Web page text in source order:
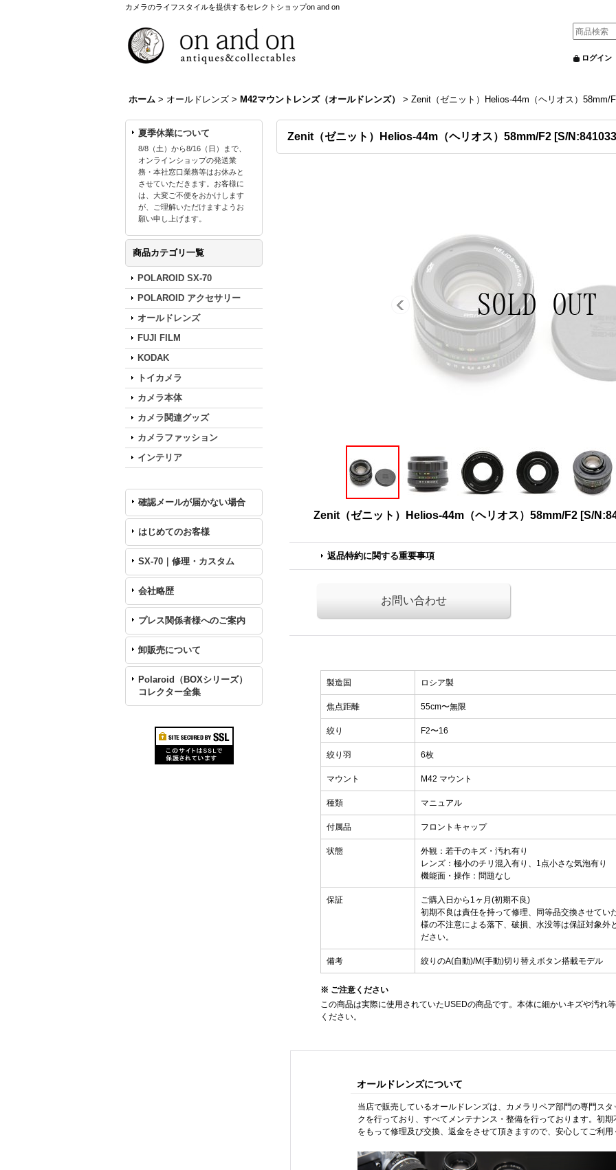
カメラのライフスタイルを提供するセレクトショップon and on
ログイン
ホーム > オールドレンズ > M42マウントレンズ（オールドレンズ） > Zenit（ゼニット）Helios-44m（ヘリオス）58mm/
夏季休業について
8/8（土）から8/16（日）まで、
オンラインショップの発送業
務・本社窓口業務等はお休みと
させていただきます。お客様に
は、大変ご不便をおかけします
が、ご理解いただけますようお
願い申し上げます。
商品カテゴリ一覧
POLAROID SX-70
POLAROID アクセサリー
オールドレンズ
FUJI FILM
KODAK
トイカメラ
カメラ本体
カメラ関連グッズ
カメラファッション
インテリア
確認メールが届かない場合
はじめてのお客様
SX-70｜修理・カスタム
会社略歴
プレス関係者様へのご案内
卸販売について
Polaroid（BOXシリーズ）
コレクター全集
Zenit（ゼニット）Helios-44m（ヘリオス）58mm/F2 [S/
Zenit（ゼニット）Helios-44m（ヘリオス）58mm/F2 [S/
返品特約に関する重要事項
お問い合わせ
製造国 ロシア製
焦点距離 55cm〜無限
絞り F2〜16
絞り羽 6枚
マウント M42 マウント
種類 マニュアル
付属品 フロントキャップ
状態
外観：若干のキズ・汚れ有り
レンズ：極小のチリ混入有り、1点小さな気泡有り
機能面・操作：問題なし
保証
ご購入日から1ヶ月(初期不良)
初期不良は責任を持って修理、同等品交換させてい
様の不注意による落下、破損、水没等は保証対象外
ださい。
備考 絞りのA(自動)/M(手動)切り替えボタン搭載モデル
※ ご注意ください
この商品は実際に使用されていたUSEDの商品です。本体に細かいキズや汚れ
ください。
オールドレンズについて
当店で販売しているオールドレンズは、カメラリペア部門の専門ス
クを行っており、すべてメンテナンス・整備を行っております。初
をもって修理及び交換、返金をさせて頂きますので、安心してご利用